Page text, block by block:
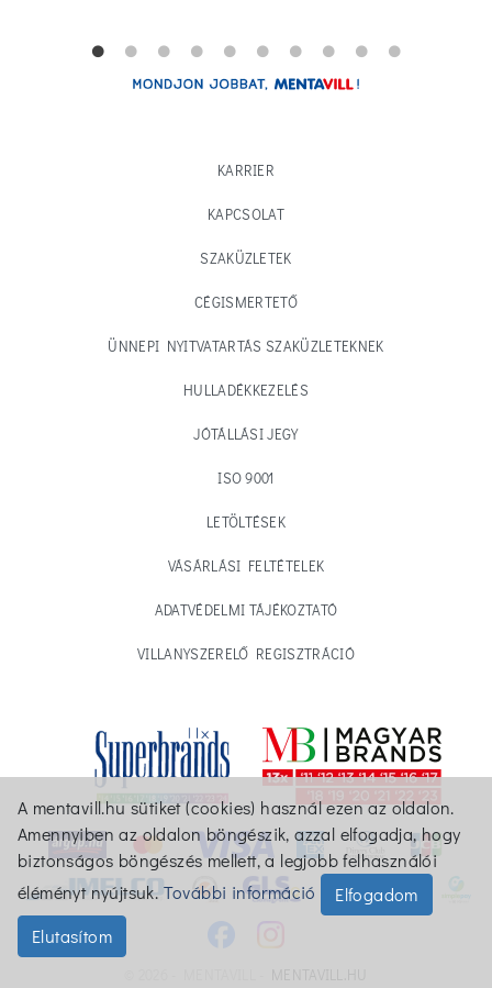
KARRIER
KAPCSOLAT
SZAKÜZLETEK
CÉGISMERTETŐ
ÜNNEPI NYITVATARTÁS SZAKÜZLETEKNEK
HULLADÉKKEZELÉS
JÓTÁLLÁSI JEGY
ISO 9001
LETÖLTÉSEK
VÁSÁRLÁSI FELTÉTELEK
ADATVÉDELMI TÁJÉKOZTATÓ
VILLANYSZERELŐ REGISZTRÁCIÓ
A mentavill.hu sütiket (cookies) használ ezen az oldalon.
Amennyiben az oldalon böngészik, azzal elfogadja, hogy
biztonságos böngészés mellett, a legjobb felhasználói
éléményt nyújtsuk.További információ
Elfogadom
Elutasítom